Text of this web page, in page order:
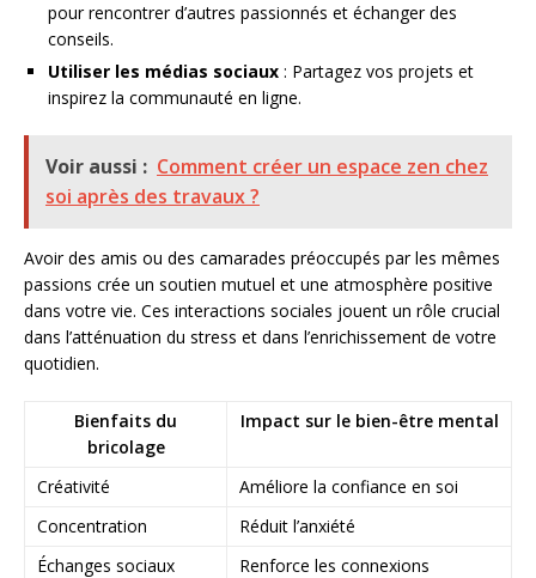
pour rencontrer d’autres passionnés et échanger des
conseils.
Utiliser les médias sociaux : Partagez vos projets et
inspirez la communauté en ligne.
Voir aussi : Comment créer un espace zen chez
soi après des travaux ?
Avoir des amis ou des camarades préoccupés par les mêmes
passions crée un soutien mutuel et une atmosphère positive
dans votre vie. Ces interactions sociales jouent un rôle crucial
dans l’atténuation du stress et dans l’enrichissement de votre
quotidien.
Bienfaits du
bricolage
Impact sur le bien-être mental
Créativité
Améliore la confiance en soi
Concentration
Réduit l’anxiété
Échanges sociaux
Renforce les connexions